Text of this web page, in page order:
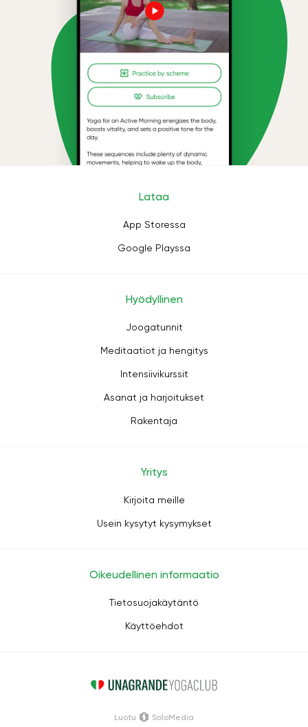
Lataa
App Storessa
Google Playssa
Hyödyllinen
Joogatunnit
Meditaatiot ja hengitys
Intensiivikurssit
Asanat ja harjoitukset
Rakentaja
Yritys
Kirjoita meille
Usein kysytyt kysymykset
Oikeudellinen informaatio
Tietosuojakäytäntö
Käyttöehdot
Luotu SoloMedia